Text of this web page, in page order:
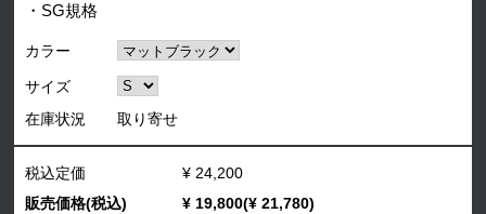
・SG規格
カラー
サイズ
在庫状況
取り寄せ
税込定価
¥ 24,200
販売価格(税込)
¥ 19,800(¥ 21,780)